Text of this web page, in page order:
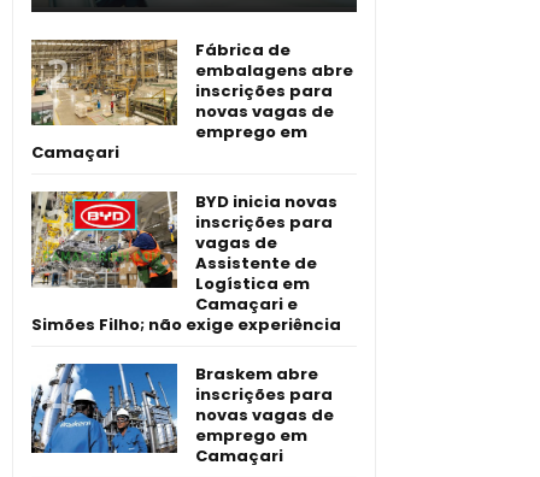
Fábrica de
embalagens abre
inscrições para
novas vagas de
emprego em
Camaçari
BYD inicia novas
inscrições para
vagas de
Assistente de
Logística em
Camaçari e
Simões Filho; não exige experiência
Braskem abre
inscrições para
novas vagas de
emprego em
Camaçari